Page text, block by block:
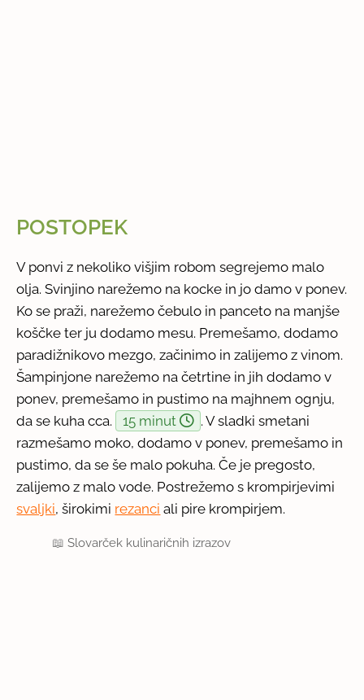
POSTOPEK
V ponvi z nekoliko višjim robom segrejemo malo
olja. Svinjino narežemo na kocke in jo damo v ponev.
Ko se praži, narežemo čebulo in panceto na manjše
koščke ter ju dodamo mesu. Premešamo, dodamo
paradižnikovo mezgo, začinimo in zalijemo z vinom.
Šampinjone narežemo na četrtine in jih dodamo v
ponev, premešamo in pustimo na majhnem ognju,
da se kuha cca.
15 minut
. V sladki smetani
razmešamo moko, dodamo v ponev, premešamo in
pustimo, da se še malo pokuha. Če je pregosto,
zalijemo z malo vode. Postrežemo s krompirjevimi
svaljki, širokimi rezanci ali pire krompirjem.
📖Slovarček kulinaričnih izrazov